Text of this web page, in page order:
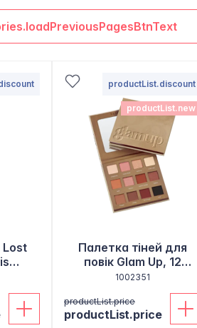
Lost
productList.discount
productList.new
Палетка тіней для
повік Glam Up, 12
відтінків
1002351
productList.price
productList.price